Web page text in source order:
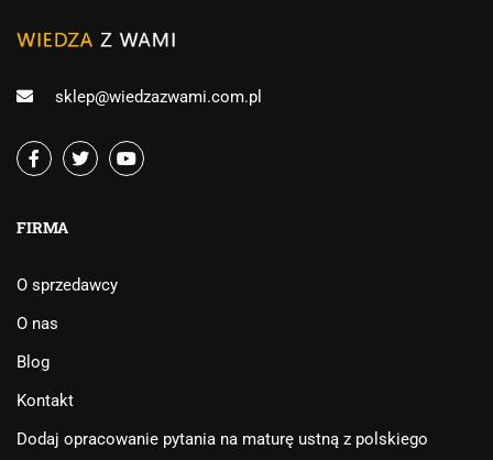
sklep@wiedzazwami.com.pl
FIRMA
O sprzedawcy
O nas
Blog
Kontakt
Dodaj opracowanie pytania na maturę ustną z polskiego